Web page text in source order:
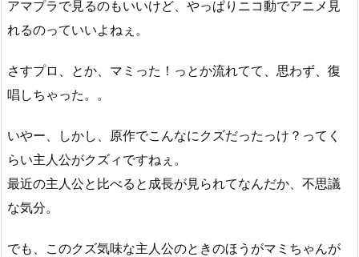
アマプラで見るのもいいけど、やっぱりニコ動でアニメ見
れるのっていいよねぇ。
さすプロ、とか、マミった！っとか流れてて、思わず、復
唱しちゃった。。
いやー、しかし、原作でこんなにクズだったっけ？ってく
らい主人公がクズィですねぇ。
最近の主人公と比べると成長が見られてなんだか、不思議
な気分。
でも、このクズ気味な主人公のときのほうがマミちゃんが